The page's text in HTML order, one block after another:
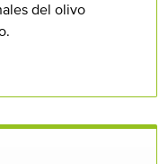
del olivo